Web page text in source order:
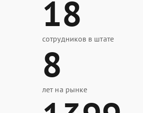
18
сотрудников в штате
8
лет на рынке